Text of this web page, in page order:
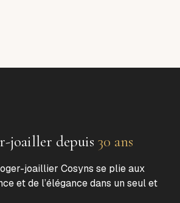
joailler depuis 30 ans
joaillier Cosyns se plie aux
et de l’élégance dans un seul et